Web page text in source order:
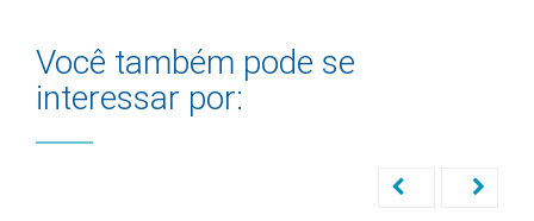
Você também pode se
interessar por: